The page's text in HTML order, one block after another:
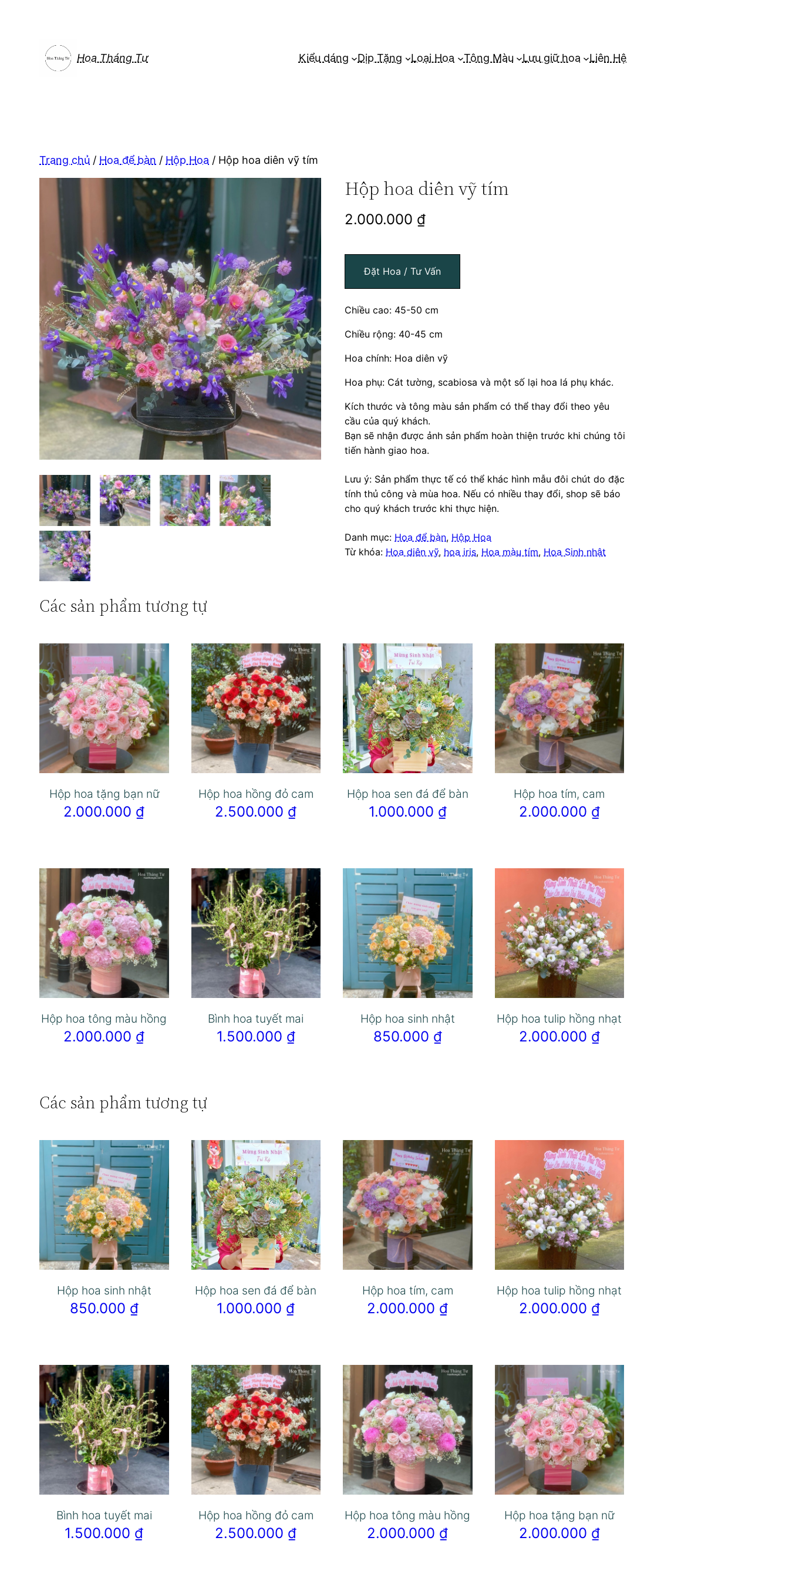
Hoa Tháng Tư Kiểu dáng Dịp Tặng Loại Hoa Tông Màu Lưu giữ hoa Liên Hệ
Trang chủ / Hoa để bàn / Hộp Hoa / Hộp hoa diên vỹ tím
Hộp hoa diên vỹ tím
2.000.000 ₫
Đặt Hoa / Tư Vấn
Chiều cao: 45-50 cm
Chiều rộng: 40-45 cm
Hoa chính: Hoa diên vỹ
Hoa phụ: Cát tường, scabiosa và một số lại hoa lá phụ khác.
Kích thước và tông màu sản phẩm có thể thay đổi theo yêu
cầu của quý khách.
Bạn sẽ nhận được ảnh sản phẩm hoàn thiện trước khi chúng tôi
tiến hành giao hoa.
Lưu ý: Sản phẩm thực tế có thể khác hình mẫu đôi chút do đặc
tính thủ công và mùa hoa. Nếu có nhiều thay đổi, shop sẽ báo
cho quý khách trước khi thực hiện.
Danh mục: Hoa để bàn, Hộp Hoa
Từ khóa: Hoa diên vỹ, hoa iris, Hoa màu tím, Hoa Sinh nhật
Các sản phẩm tương tự
Hộp hoa tặng bạn nữ
2.000.000 ₫
Hộp hoa hồng đỏ cam
2.500.000 ₫
Hộp hoa sen đá để bàn
1.000.000 ₫
Hộp hoa tím, cam
2.000.000 ₫
Hộp hoa tông màu hồng
2.000.000 ₫
Bình hoa tuyết mai
1.500.000 ₫
Hộp hoa sinh nhật
850.000 ₫
Hộp hoa tulip hồng nhạt
2.000.000 ₫
Các sản phẩm tương tự
Hộp hoa sinh nhật
850.000 ₫
Hộp hoa sen đá để bàn
1.000.000 ₫
Hộp hoa tím, cam
2.000.000 ₫
Hộp hoa tulip hồng nhạt
2.000.000 ₫
Bình hoa tuyết mai
1.500.000 ₫
Hộp hoa hồng đỏ cam
2.500.000 ₫
Hộp hoa tông màu hồng
2.000.000 ₫
Hộp hoa tặng bạn nữ
2.000.000 ₫